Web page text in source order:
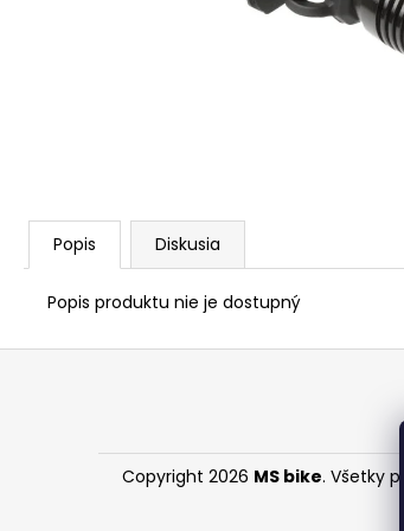
Popis Diskusia
Popis produktu nie je dostupný
Z
Copyright 2026 MS bike. Všetky